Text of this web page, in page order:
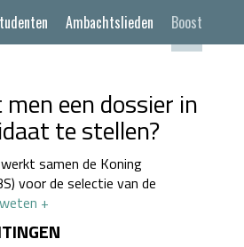
Ambachtslieden Boost
een dossier in
te stellen?
samen de Koning
voor de selectie van de
+